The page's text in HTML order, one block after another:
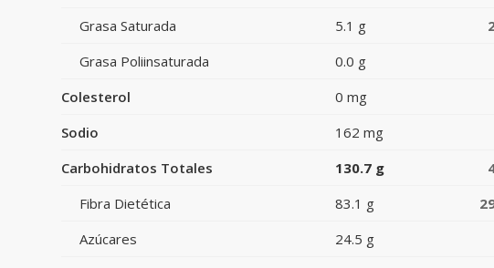
Grasa Saturada
5.1 g
Grasa Poliinsaturada
0.0 g
Colesterol
0 mg
Sodio
162 mg
Carbohidratos Totales
130.7 g
Fibra Dietética
83.1 g
Azúcares
24.5 g